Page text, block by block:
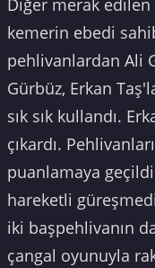
Diğer merak
kemerin ebedi
pehlivanlardan Ali
Gürbüz, Erkan
sık sık kullandı.
çıkardı.
puanlamaya
hareketli
iki başpehlivanın
çangal oyunuyla